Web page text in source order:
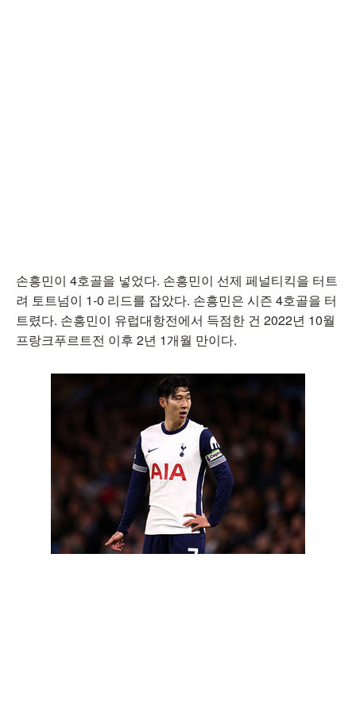
손흥민이 4호골을 넣었다. 손흥민이 선제 페널티킥을 터트
려 토트넘이 1-0 리드를 잡았다. 손흥민은 시즌 4호골을 터
트렸다. 손흥민이 유럽대항전에서 득점한 건 2022년 10월
프랑크푸르트전 이후 2년 1개월 만이다.